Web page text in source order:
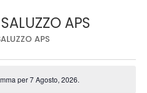
APS
APS
per 7 Agosto, 2026.